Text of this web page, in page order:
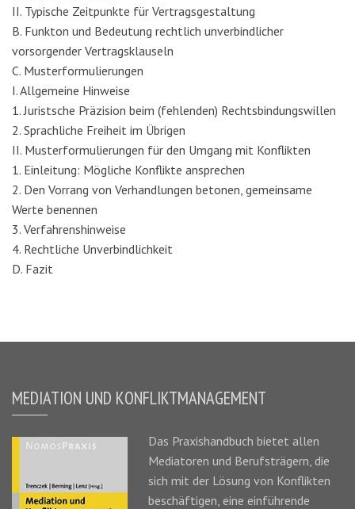
II. Typische Zeitpunkte für Vertragsgestaltung
B. Funkton und Bedeutung rechtlich unverbindlicher
vorsorgender Vertragsklauseln
C. Musterformulierungen
I. Allgemeine Hinweise
1. Juristsche Präzision beim (fehlenden) Rechtsbindungswillen
2. Sprachliche Freiheit im Übrigen
II. Musterformulierungen für den Umgang mit Konflikten
1. Einleitung: Mögliche Konflikte ansprechen
2. Den Vorrang von Verhandlungen betonen, gemeinsame
Werte benennen
3. Verfahrenshinweise
4. Rechtliche Unverbindlichkeit
D. Fazit
MEDIATION UND KONFLIKTMANAGEMENT
Das Praxishandbuch bietet allen
Mediatoren und Berufsträgern, die
sich mit der Lösung von Konflikten
beschäftigen, eine einführende